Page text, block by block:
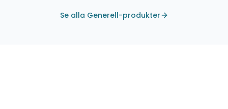
Se alla Generell-produkter